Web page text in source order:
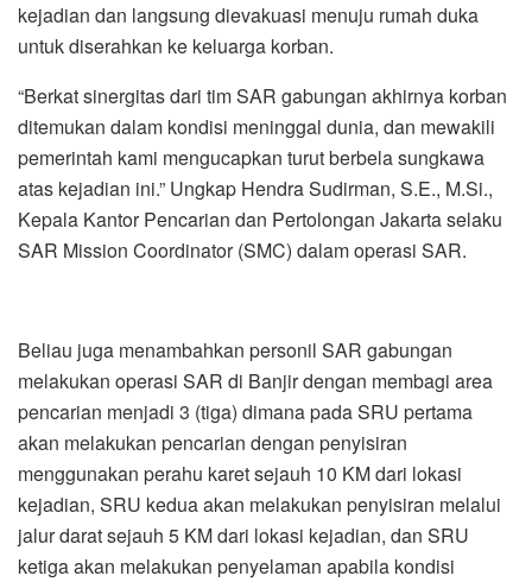
kejadian dan langsung dievakuasi menuju rumah duka
untuk diserahkan ke keluarga korban.
“Berkat sinergitas dari tim SAR gabungan akhirnya korban
ditemukan dalam kondisi meninggal dunia, dan mewakili
pemerintah kami mengucapkan turut berbela sungkawa
atas kejadian ini.” Ungkap Hendra Sudirman, S.E., M.Si.,
Kepala Kantor Pencarian dan Pertolongan Jakarta selaku
SAR Mission Coordinator (SMC) dalam operasi SAR.
Beliau juga menambahkan personil SAR gabungan
melakukan operasi SAR di Banjir dengan membagi area
pencarian menjadi 3 (tiga) dimana pada SRU pertama
akan melakukan pencarian dengan penyisiran
menggunakan perahu karet sejauh 10 KM dari lokasi
kejadian, SRU kedua akan melakukan penyisiran melalui
jalur darat sejauh 5 KM dari lokasi kejadian, dan SRU
ketiga akan melakukan penyelaman apabila kondisi